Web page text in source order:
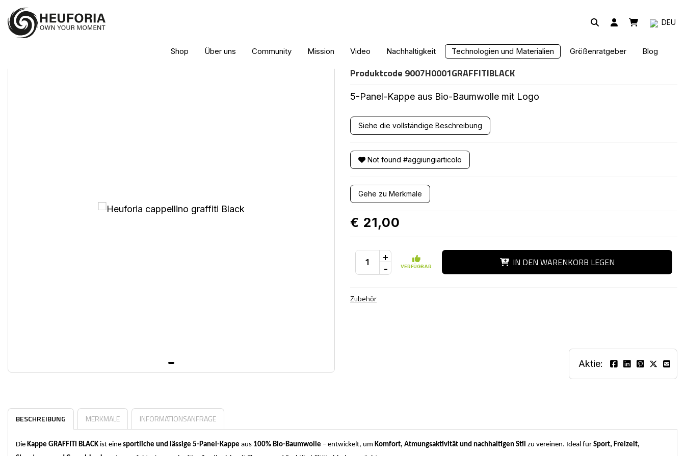
DEU
Shop Über uns Community Mission Video Nachhaltigkeit Technologien und Materialien Größenratgeber Blog
GRAFFITI-MÜTZE SCHWARZ
Produktcode 9007H0001GRAFFITIBLACK
5-Panel-Kappe aus Bio-Baumwolle mit Logo
Siehe die vollständige Beschreibung
Not found #aggiungiarticolo
Gehe zu Merkmale
€ 21,00
+
- VERFÜGBAR IN DEN WARENKORB LEGEN
Zubehör
Aktie:
BESCHREIBUNG MERKMALE INFORMATIONSANFRAGE
Die Kappe GRAFFITI BLACK ist eine sportliche und lässige 5-Panel-Kappe aus 100% Bio-Baumwolle – entwickelt, um Komfort, Atmungsaktivität und nachhaltigen Stil zu vereinen. Ideal für Sport, Freizeit,